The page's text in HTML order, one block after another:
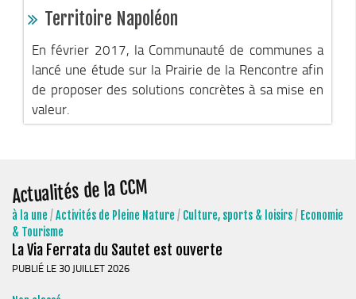
Matheysine Rénovation : l’aide locale pour vos travaux
Certificats d’Economie d’Energie (CEE)
Eau & Assainissement
Territoire Napoléon
En février 2017, la Communauté de communes a
lancé une étude sur la Prairie de la Rencontre afin
de proposer des solutions concrètes à sa mise en
valeur.
Actualités de la CCM
à la une /Activités de Pleine Nature / Culture, sports & loisirs/ Economie
& Tourisme
La Via Ferrata du Sautet est ouverte
PUBLIÉ LE 30 JUILLET 2026